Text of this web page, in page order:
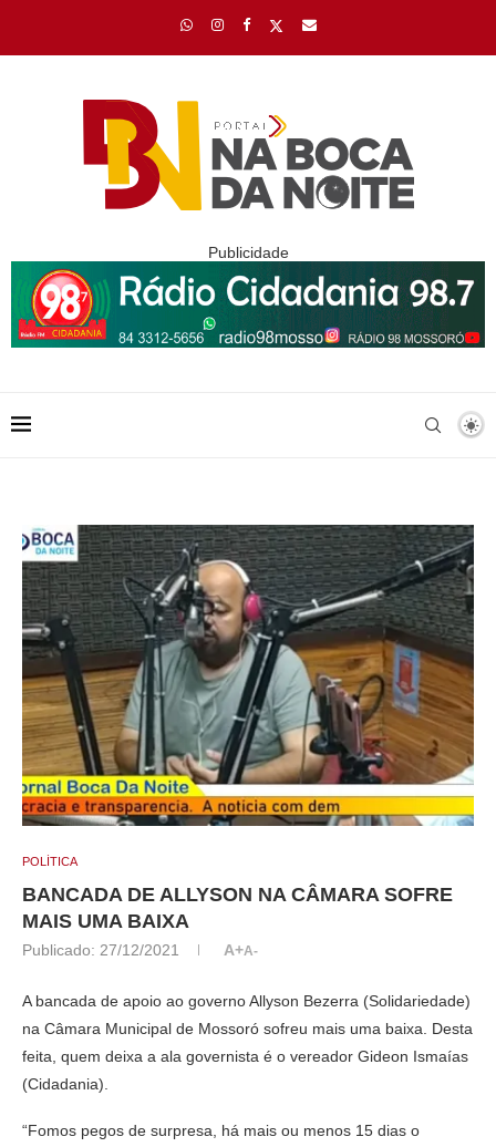
Publicidade
POLÍTICA
BANCADA DE ALLYSON NA CÂMARA SOFRE
MAIS UMA BAIXA
Publicado: 27/12/2021 A+A-
A bancada de apoio ao governo Allyson Bezerra (Solidariedade)
na Câmara Municipal de Mossoró sofreu mais uma baixa. Desta
feita, quem deixa a ala governista é o vereador Gideon Ismaías
(Cidadania).
“Fomos pegos de surpresa, há mais ou menos 15 dias o